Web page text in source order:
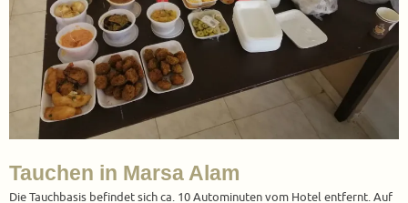
Tauchen in Marsa Alam
Die Tauchbasis befindet sich ca. 10 Autominuten vom Hotel entfernt. Auf